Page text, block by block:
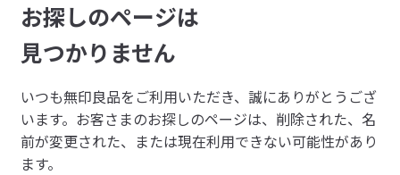
品
ネ
ッ
ト
ス
ト
ア
お探しのページは
見つかりません
いつも無印良品をご利用いただき、誠にありがとうござ
います。 お客さまのお探しのページは、削除された、名
前が変更された、または現在利用できない可能性があり
ます。